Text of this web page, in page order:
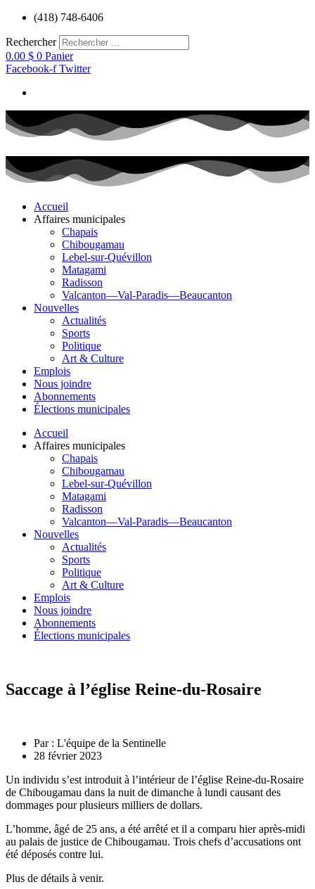
Aller
contenu
(418) 748-6406
Rechercher
0.00 $ 0 Panier
Facebook-f Twitter
Accueil
Affaires municipales
Chapais
Chibougamau
Lebel-sur-Quévillon
Matagami
Radisson
Valcanton—Val-Paradis—Beaucanton
Nouvelles
Actualités
Sports
Politique
Art & Culture
Emplois
Nous joindre
Abonnements
Élections municipales
Accueil
Affaires municipales
Chapais
Chibougamau
Lebel-sur-Quévillon
Matagami
Radisson
Valcanton—Val-Paradis—Beaucanton
Nouvelles
Actualités
Sports
Politique
Art & Culture
Emplois
Nous joindre
Abonnements
Élections municipales
Saccage à l’église Reine-du-Rosaire
Par : L'équipe de la Sentinelle
28 février 2023
Un individu s’est introduit à l’intérieur de l’église Reine-du-Rosaire
de Chibougamau dans la nuit de dimanche à lundi causant des
dommages pour plusieurs milliers de dollars.
L’homme, âgé de 25 ans, a été arrêté et il a comparu hier après-midi
au palais de justice de Chibougamau. Trois chefs d’accusations ont
été déposés contre lui.
Plus de détails à venir.